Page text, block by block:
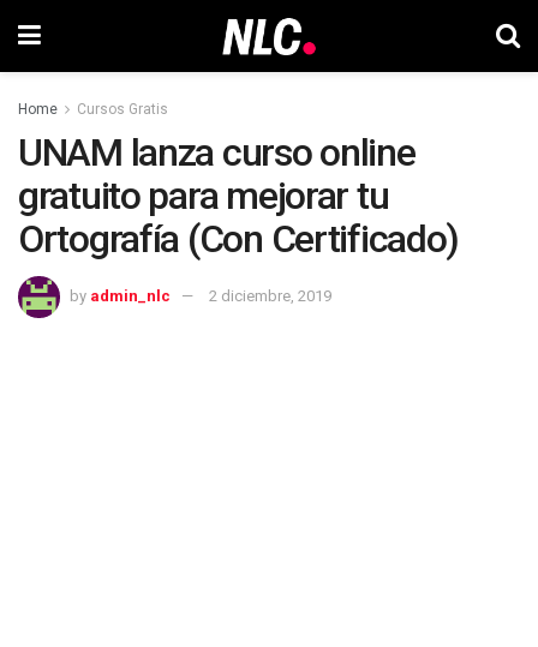
Home Cursos Gratis
UNAM lanza curso online
gratuito para mejorar tu
Ortografía (Con Certificado)
by admin_nlc 2 diciembre, 2019